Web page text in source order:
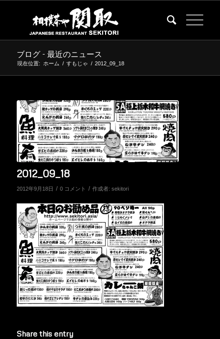
ブログ - 最近のニュース
現在位置: ホーム / すもじゃ / 2012_09_18
2012_09_18
2012年9月18日 / 0 コメント / 作成者: sekitori
Share this entry